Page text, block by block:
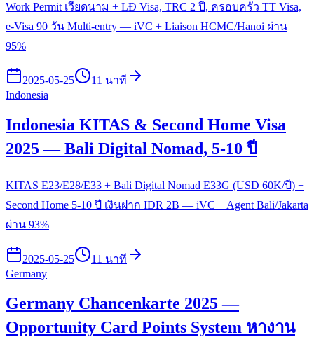
Work Permit เวียดนาม + LĐ Visa, TRC 2 ปี, ครอบครัว TT Visa,
e-Visa 90 วัน Multi-entry — iVC + Liaison HCMC/Hanoi ผ่าน
95%
2025-05-25
11 นาที
Indonesia
Indonesia KITAS & Second Home Visa
2025 — Bali Digital Nomad, 5-10 ปี
KITAS E23/E28/E33 + Bali Digital Nomad E33G (USD 60K/ปี) +
Second Home 5-10 ปี เงินฝาก IDR 2B — iVC + Agent Bali/Jakarta
ผ่าน 93%
2025-05-25
11 นาที
Germany
Germany Chancenkarte 2025 —
Opportunity Card Points System หางาน